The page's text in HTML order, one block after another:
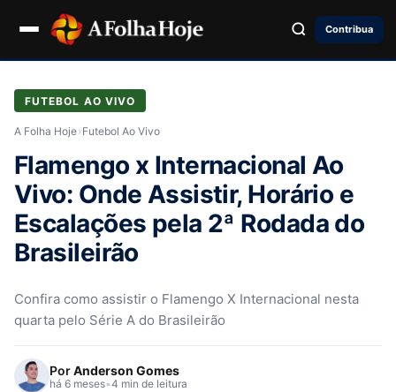
Contribua
FUTEBOL AO VIVO
A Folha Hoje› Futebol Ao Vivo
Flamengo x Internacional Ao
Vivo: Onde Assistir, Horário e
Escalações pela 2ª Rodada do
Brasileirão
Confira como assistir o Flamengo X Internacional nesta
quarta pelo Série A do Brasileirão
PorAnderson Gomes
há 6 meses•4 min de leitura